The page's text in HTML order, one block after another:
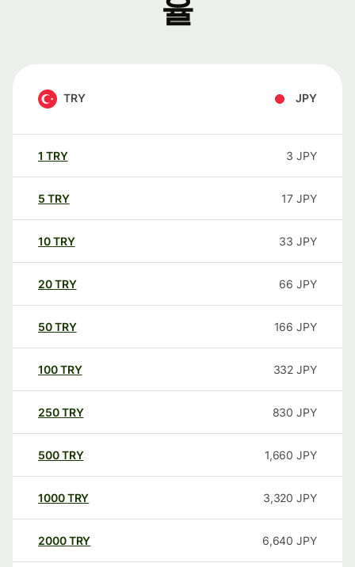
율
TRY JPY
1 TRY 3 JPY
5 TRY 17 JPY
10TRY 33 JPY
20TRY 66 JPY
50TRY 166 JPY
100TRY 332 JPY
250TRY 830 JPY
500TRY 1,660 JPY
1000TRY 3,320 JPY
2000TRY 6,640 JPY